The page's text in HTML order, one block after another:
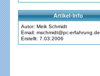
Artikel-Info
Autor: Meik Schmidt
Email: mschmidt@pc-erfahrung.de
Erstellt: 7.03.2006